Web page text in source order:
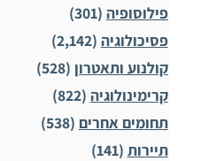
פילוסופיה (301)
פסיכולוגיה (2,142)
קולנוע ותאטרון (528)
קרימינולוגיה (822)
תחומים אחרים (538)
תיירות (141)